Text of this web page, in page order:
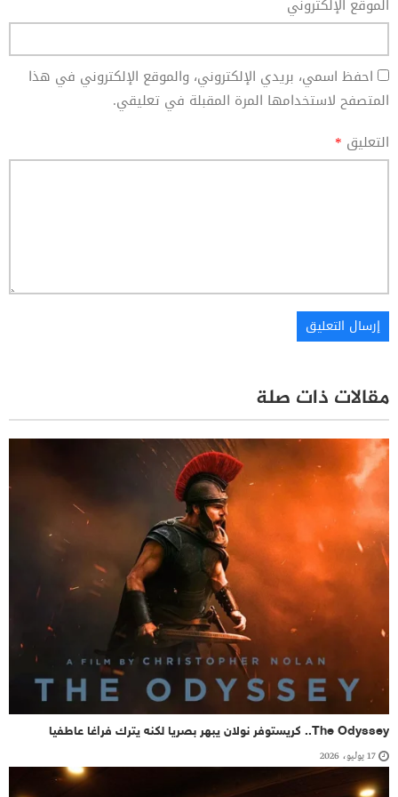
الموقع الإلكتروني
احفظ اسمي، بريدي الإلكتروني، والموقع الإلكتروني في هذا
المتصفح لاستخدامها المرة المقبلة في تعليقي.
التعليق *
مقالات ذات صلة
The Odyssey.. كريستوفر نولان يبهر بصريا لكنه يترك فراغا عاطفيا
17 يوليو، 2026